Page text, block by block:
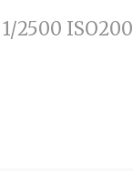
2500 ISO200